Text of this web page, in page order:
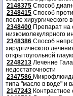
2148375 Способ
2348415 Способ
после хирургического
2348400 Препарат на
низкомолекулярного
2348386 Способ
хирургического
открытоугольной
2248213 Лечение
недостаточности
2347586
типа "масло в воде" и
2147243 Контрастное